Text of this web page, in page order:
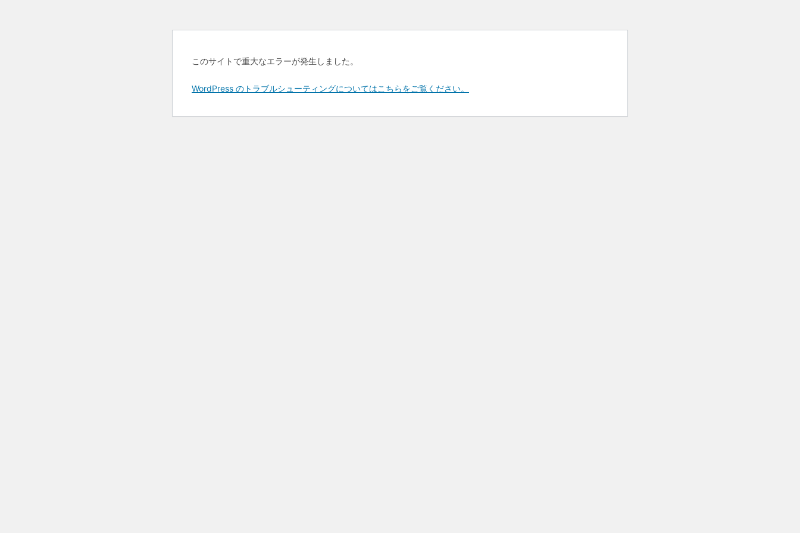
このサイトで重大なエラーが発生しました。
WordPress のトラブルシューティングについてはこちらをご覧ください。